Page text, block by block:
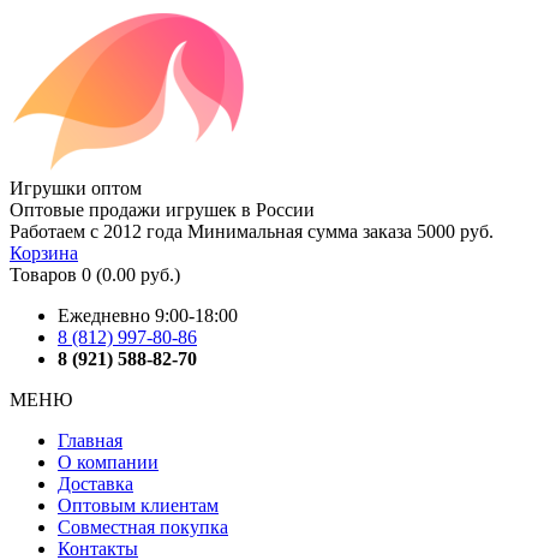
Игрушки оптом
Оптовые продажи игрушек в России
Работаем с 2012 года Минимальная сумма заказа 5000 руб.
Корзина
Товаров 0 (0.00 руб.)
Ежедневно 9:00-18:00
8 (812) 997-80-86
8 (921) 588-82-70
МЕНЮ
Главная
О компании
Доставка
Оптовым клиентам
Совместная покупка
Контакты